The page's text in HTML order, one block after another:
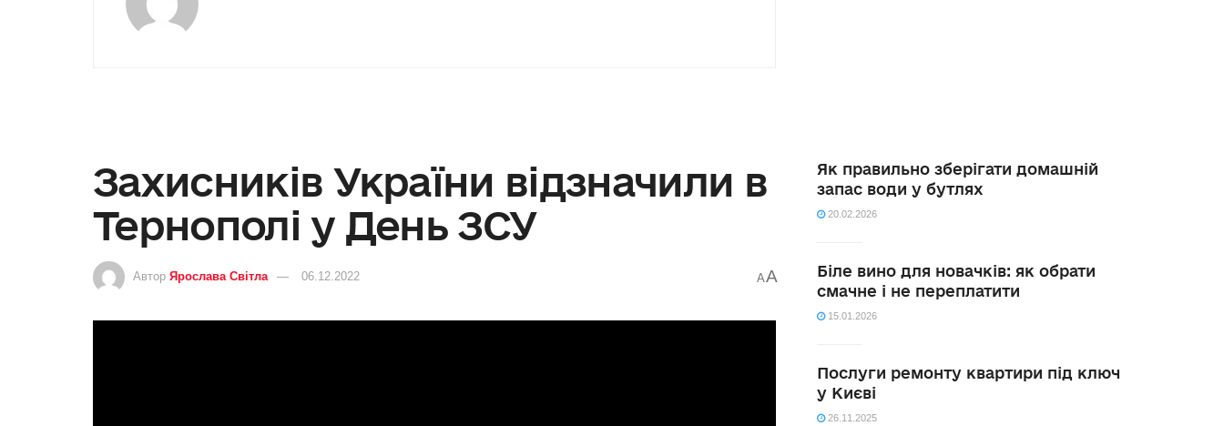
Захисників України відзначили в
Тернополі у День ЗСУ
Автор Ярослава Світла 06.12.2022 AA
Як правильно зберігати домашній
запас води у бутлях
20.02.2026
Біле вино для новачків: як обрати
смачне і не переплатити
15.01.2026
Послуги ремонту квартири під ключ
у Києві
26.11.2025